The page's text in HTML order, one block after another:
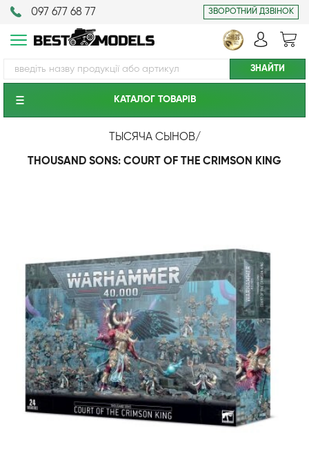
097 677 68 77 ЗВОРОТНИЙ ДЗВІНОК
КАТАЛОГ ТОВАРIВ
ТЫСЯЧА СЫНОВ/
THOUSAND SONS: COURT OF THE CRIMSON KING